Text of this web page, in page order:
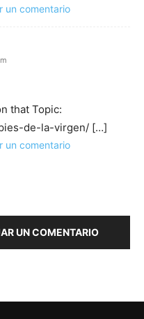
un comentario
that Topic:
de-la-virgen/ […]
un comentario
UN COMENTARIO